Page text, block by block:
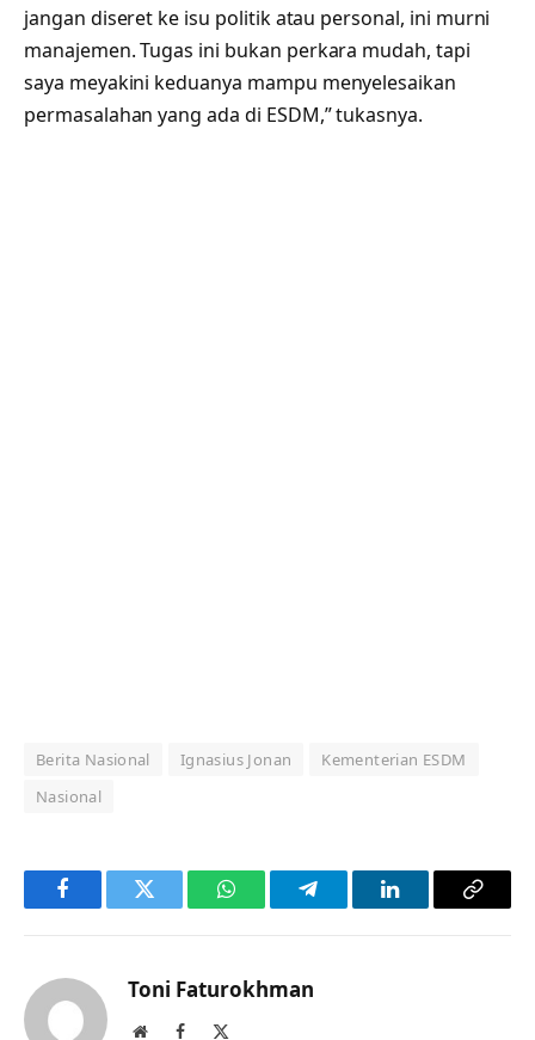
jangan diseret ke isu politik atau personal, ini murni
manajemen. Tugas ini bukan perkara mudah, tapi
saya meyakini keduanya mampu menyelesaikan
permasalahan yang ada di ESDM,” tukasnya.
Berita Nasional Ignasius Jonan
Kementerian ESDM
Nasional
FacebookTwitter WhatsAppTelegramLinkedInCopy
Toni Faturokhman
WebsiteFacebook